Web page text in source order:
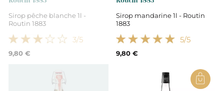
Sirop pêche blanche 1l -
Routin 1883
3/5
9,80 €
Sirop mandarine 1l - Routin
1883
5/5
9,80 €